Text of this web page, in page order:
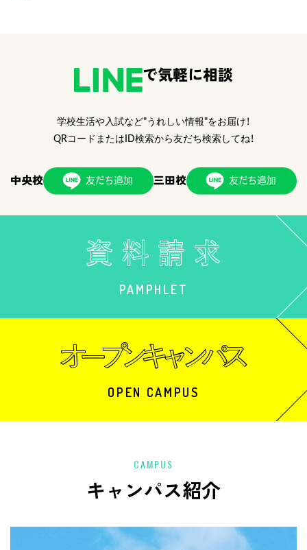
で気軽に相談
学校生活や入試など"うれしい情報"をお届け！
QRコードまたはID検索から友だち検索してね！
中央校 三田校
PAMPHLET
OPEN CAMPUS
CAMPUS
キャンパス紹介